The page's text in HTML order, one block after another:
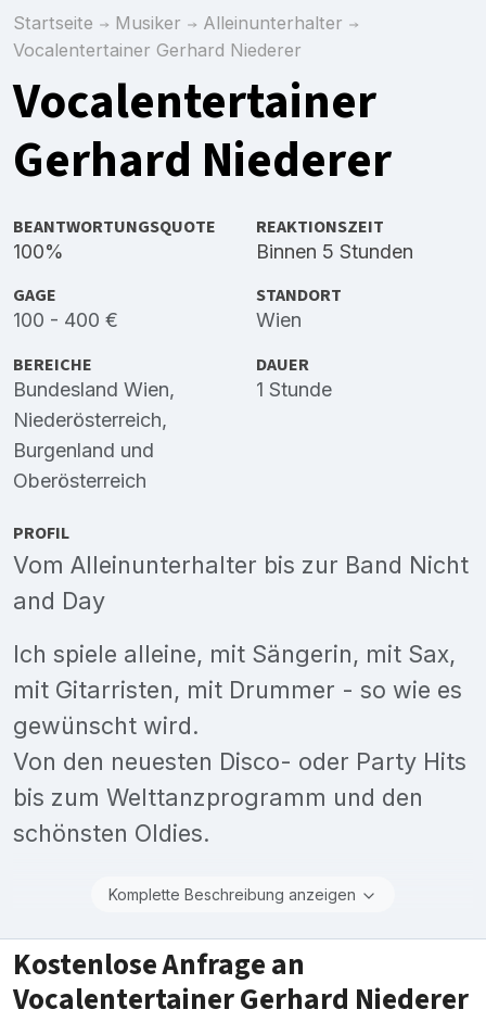
Startseite Musiker
Alleinunterhalter
Vocalentertainer Gerhard Niederer
Vocalentertainer
Gerhard Niederer
BEANTWORTUNGSQUOTE
100%
REAKTIONSZEIT
Binnen 5 Stunden
GAGE
100 - 400 €
STANDORT
Wien
BEREICHE
Bundesland Wien,
Niederösterreich,
Burgenland und
Oberösterreich
DAUER
1 Stunde
PROFIL
Vom Alleinunterhalter bis zur Band Nicht
and Day
Ich spiele alleine, mit Sängerin, mit Sax,
mit Gitarristen, mit Drummer - so wie es
gewünscht wird.
Von den neuesten Disco- oder Party Hits
bis zum Welttanzprogramm und den
schönsten Oldies.
Komplette Beschreibung anzeigen
Kostenlose Anfrage an
Vocalentertainer Gerhard Niederer